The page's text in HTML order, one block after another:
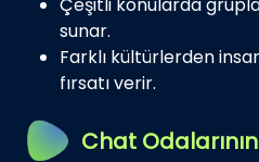
sunar.
Farklı kültürlerden
fırsatı verir.
Chat